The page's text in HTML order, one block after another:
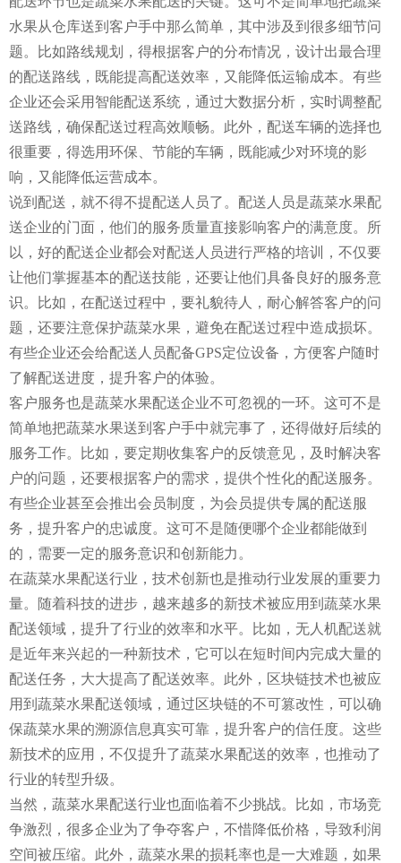
水果从仓库送到客户手中那么简单，其中涉及到很多细节问
题。比如路线规划，得根据客户的分布情况，设计出最合理
的配送路线，既能提高配送效率，又能降低运输成本。有些
企业还会采用智能配送系统，通过大数据分析，实时调整配
送路线，确保配送过程高效顺畅。此外，配送车辆的选择也
很重要，得选用环保、节能的车辆，既能减少对环境的影
响，又能降低运营成本。
说到配送，就不得不提配送人员了。配送人员是蔬菜水果配
送企业的门面，他们的服务质量直接影响客户的满意度。所
以，好的配送企业都会对配送人员进行严格的培训，不仅要
让他们掌握基本的配送技能，还要让他们具备良好的服务意
识。比如，在配送过程中，要礼貌待人，耐心解答客户的问
题，还要注意保护蔬菜水果，避免在配送过程中造成损坏。
有些企业还会给配送人员配备GPS定位设备，方便客户随时
了解配送进度，提升客户的体验。
客户服务也是蔬菜水果配送企业不可忽视的一环。这可不是
简单地把蔬菜水果送到客户手中就完事了，还得做好后续的
服务工作。比如，要定期收集客户的反馈意见，及时解决客
户的问题，还要根据客户的需求，提供个性化的配送服务。
有些企业甚至会推出会员制度，为会员提供专属的配送服
务，提升客户的忠诚度。这可不是随便哪个企业都能做到
的，需要一定的服务意识和创新能力。
在蔬菜水果配送行业，技术创新也是推动行业发展的重要力
量。随着科技的进步，越来越多的新技术被应用到蔬菜水果
配送领域，提升了行业的效率和水平。比如，无人机配送就
是近年来兴起的一种新技术，它可以在短时间内完成大量的
配送任务，大大提高了配送效率。此外，区块链技术也被应
用到蔬菜水果配送领域，通过区块链的不可篡改性，可以确
保蔬菜水果的溯源信息真实可靠，提升客户的信任度。这些
新技术的应用，不仅提升了蔬菜水果配送的效率，也推动了
行业的转型升级。
当然，蔬菜水果配送行业也面临着不少挑战。比如，市场竞
争激烈，很多企业为了争夺客户，不惜降低价格，导致利润
空间被压缩。此外，蔬菜水果的损耗率也是一大难题，如果